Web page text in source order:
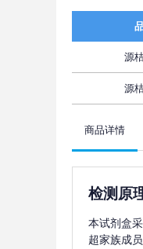
源
源
商品详情
检测原
本试剂盒
超家族成